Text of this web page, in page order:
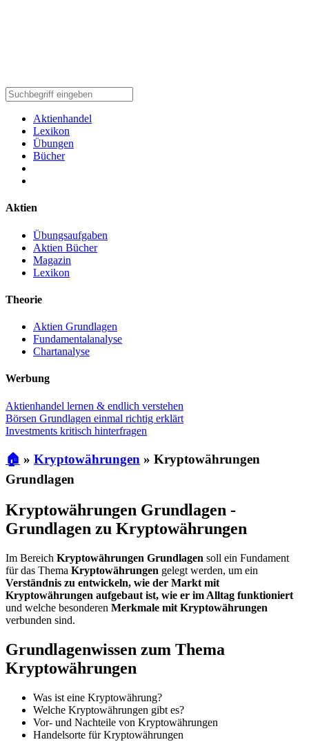
Aktienhandel
Lexikon
Übungen
Bücher
Aktien
Übungsaufgaben
Aktien Bücher
Magazin
Lexikon
Theorie
Aktien Grundlagen
Fundamentalanalyse
Chartanalyse
Werbung
Aktienhandel lernen & endlich verstehen
Börsen Grundlagen einmal richtig erklärt
Investments kritisch hinterfragen
🏠 » Kryptowährungen » Kryptowährungen
Grundlagen
Kryptowährungen Grundlagen -
Grundlagen zu Kryptowährungen
Im Bereich Kryptowährungen Grundlagen soll ein Fundament
für das Thema Kryptowährungen gelegt werden, um ein
Verständnis zu entwickeln, wie der Markt mit
Kryptowährungen aufgebaut ist, wie er im Alltag funktioniert
und welche besonderen Merkmale mit Kryptowährungen
verbunden sind.
Grundlagenwissen zum Thema
Kryptowährungen
Was ist eine Kryptowährung?
Welche Kryptowährungen gibt es?
Vor- und Nachteile von Kryptowährungen
Handelsorte für Kryptowährungen